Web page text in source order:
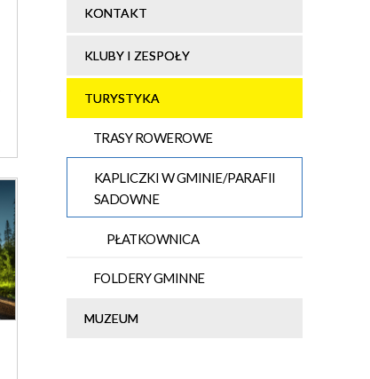
KONTAKT
KLUBY I ZESPOŁY
TURYSTYKA
TRASY ROWEROWE
KAPLICZKI W GMINIE/PARAFII
SADOWNE
PŁATKOWNICA
FOLDERY GMINNE
MUZEUM